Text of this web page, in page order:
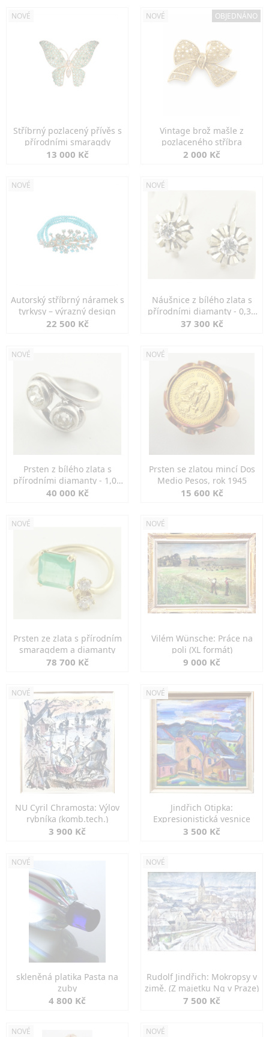
NOVÉ
Stříbrný pozlacený přívěs s
přírodními smaragdy
13 000 Kč
NOVÉ OBJEDNÁNO
Vintage brož mašle z
pozlaceného stříbra
2 000 Kč
NOVÉ
Autorský stříbrný náramek s
tyrkysy – výrazný design
22 500 Kč
NOVÉ
Náušnice z bílého zlata s
přírodními diamanty - 0,30
ct
37 300 Kč
NOVÉ
Prsten z bílého zlata s
přírodními diamanty - 1,00
ct
40 000 Kč
NOVÉ
Prsten se zlatou mincí Dos
Medio Pesos, rok 1945
15 600 Kč
NOVÉ
Prsten ze zlata s přírodním
smaragdem a diamanty
78 700 Kč
NOVÉ
Vilém Wünsche: Práce na
poli (XL formát)
9 000 Kč
NOVÉ
NU Cyril Chramosta: Výlov
rybníka (komb.tech.)
3 900 Kč
NOVÉ
Jindřich Otipka:
Expresionistická vesnice
3 500 Kč
NOVÉ
skleněná platika Pasta na
zuby
4 800 Kč
NOVÉ
Rudolf Jindřich: Mokropsy v
zimě. (Z majetku Ng v Praze)
7 500 Kč
NOVÉ NOVÉ